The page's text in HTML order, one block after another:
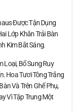
Được Tận Dụng
Lớp Khăn Trải Bàn
Kim Bắt Sáng.
Loại, Bổ Sung Ruy
Hoa Tươi Tông Trắng
Và Trên Ghế Phụ,
Vì Tập Trung Một